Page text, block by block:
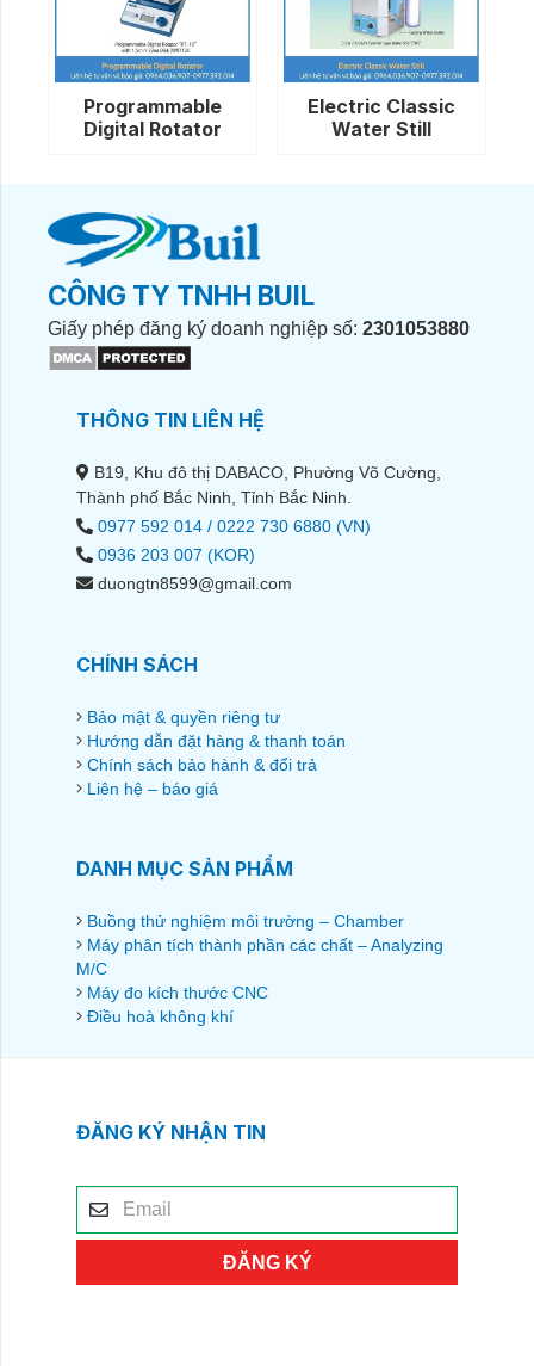
Programmable
Digital Rotator
Electric Classic
Water Still
CÔNG TY TNHH BUIL
Giấy phép đăng ký doanh nghiệp số: 2301053880
THÔNG TIN LIÊN HỆ
B19, Khu đô thị DABACO, Phường Võ Cường,
Thành phố Bắc Ninh, Tỉnh Bắc Ninh.
0977 592 014 / 0222 730 6880 (VN)
0936 203 007 (KOR)
duongtn8599@gmail.com
CHÍNH SÁCH
Bảo mật & quyền riêng tư
Hướng dẫn đặt hàng & thanh toán
Chính sách bảo hành & đổi trả
Liên hệ – báo giá
DANH MỤC SẢN PHẨM
Buồng thử nghiệm môi trường – Chamber
Máy phân tích thành phần các chất – Analyzing
M/C
Máy đo kích thước CNC
Điều hoà không khí
ĐĂNG KÝ NHẬN TIN
ĐĂNG KÝ